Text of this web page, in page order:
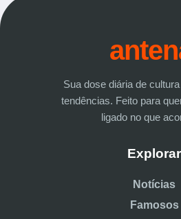
Sua dose diária de
tendências. Feito para
ligado no que
Explorar
Notícias
Famosos